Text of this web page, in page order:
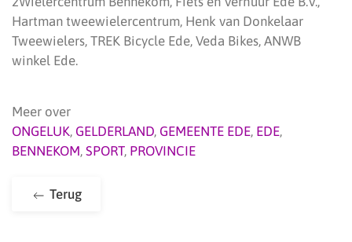
Hartman tweewielercentrum, Henk van Donkelaar
Tweewielers, TREK Bicycle Ede, Veda Bikes, ANWB
winkel Ede.
Meer over
ONGELUK, GELDERLAND, GEMEENTE EDE, EDE,
BENNEKOM, SPORT, PROVINCIE
Terug